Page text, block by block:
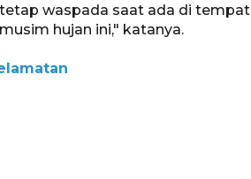
waspada saat ada di tempat
hujan ini," katanya.